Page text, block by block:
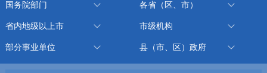
国务院部门 各省（区、市）
省内地级以上市 市级机构
部分事业单位 县（市、区）政府